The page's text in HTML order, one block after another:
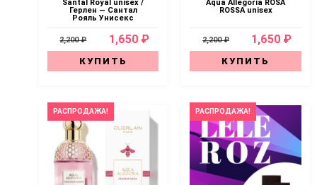
Santal Royal unisex /
Герлен — Сантал
Рояль Унисекс
2,200 ₽ 1,650 ₽
КУПИТЬ
Aqua Allegoria ROSA
ROSSA unisex
2,200 ₽ 1,650 ₽
КУПИТЬ
РАСПРОДАЖА! РАСПРОДАЖА!